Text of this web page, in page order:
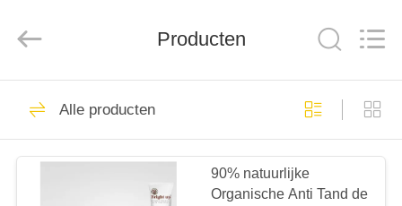
HUIS
PRODUCTEN
CENTER.
Mondelinge
Zorgtandpasta
150
Producten
Alle producten
90% natuurlijke
Organische Anti Tand de